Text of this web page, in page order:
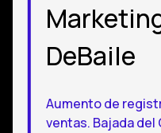
DeBaile
Aumento de
ventas. Bajada del